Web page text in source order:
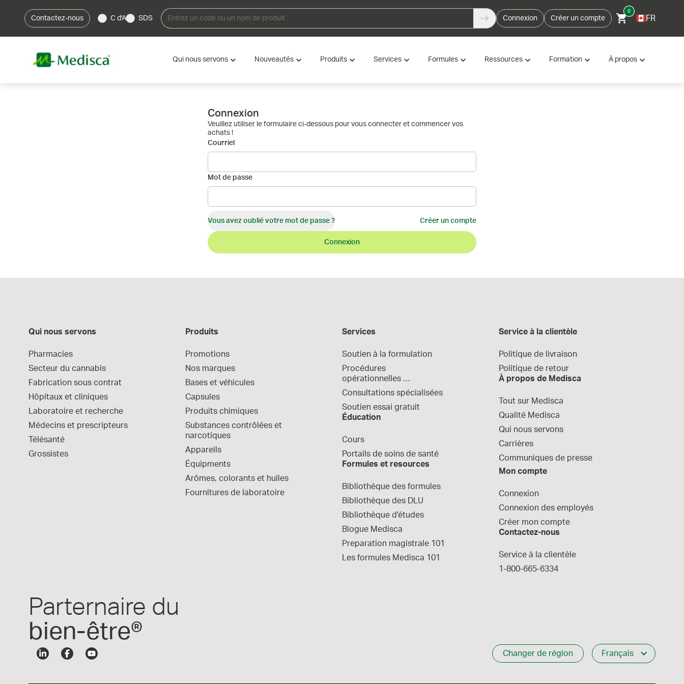
Contactez-nous C d'A SDS Connexion Créer un compte
0
FR
Qui nous servons Nouveautés Produits Services Formules Ressources Formation À propos
Connexion
Veuillez utiliser le formulaire ci-dessous pour vous connecter et commencer vos
achats !
Courriel
Mot de passe
Vous avez oublié votre mot de passe ? Créer un compte
Connexion
Qui nous servons
Pharmacies
Secteur du cannabis
Fabrication sous contrat
Hôpitaux et cliniques
Laboratoire et recherche
Médecins et prescripteurs
Télésanté
Grossistes
Produits
Promotions
Nos marques
Bases et véhicules
Capsules
Produits chimiques
Substances contrôlées et
narcotiques
Appareils
Équipments
Arômes, colorants et huiles
Fournitures de laboratoire
Services
Soutien à la formulation
Procédures
opérationnelles
normalisées
Consultations spécialisées
Soutien essai gratuit
Éducation
Cours
Portails de soins de santé
Formules et resources
Bibliothèque des formules
Bibliothèque des DLU
Bibliothèque d'études
Blogue Medisca
Preparation magistrale 101
Les formules Medisca 101
Service à la clientèle
Politique de livraison
Politique de retour
À propos de Medisca
Tout sur Medisca
Qualité Medisca
Qui nous servons
Carrières
Communiques de presse
Mon compte
Connexion
Connexion des employés
Créer mon compte
Contactez-nous
Service à la clientèle
1-800-665-6334
Parternaire du
bien-être®
Changer de région Français